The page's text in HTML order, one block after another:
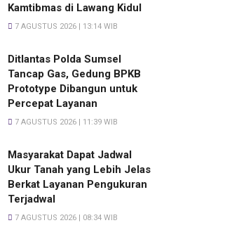
Kamtibmas di Lawang Kidul
7 AGUSTUS 2026 | 13:14 WIB
Ditlantas Polda Sumsel
Tancap Gas, Gedung BPKB
Prototype Dibangun untuk
Percepat Layanan
7 AGUSTUS 2026 | 11:39 WIB
Masyarakat Dapat Jadwal
Ukur Tanah yang Lebih Jelas
Berkat Layanan Pengukuran
Terjadwal
7 AGUSTUS 2026 | 08:34 WIB